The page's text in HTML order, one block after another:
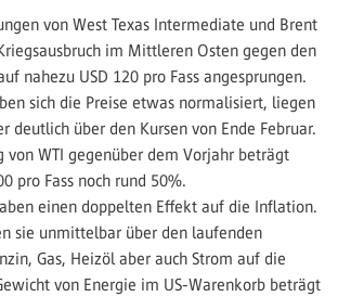
von West Texas Intermediate und Brent
im Mittleren Osten gegen den
nahezu USD 120 pro Fass angesprungen.
sich die Preise etwas normalisiert, liegen
deutlich über den Kursen von Ende Februar.
von WTI gegenüber dem Vorjahr beträgt
pro Fass noch rund 50%.
einen doppelten Effekt auf die Inflation.
sie unmittelbar über den laufenden
Gas, Heizöl aber auch Strom auf die
von Energie im US-Warenkorb beträgt